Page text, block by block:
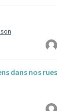
dans nos rues